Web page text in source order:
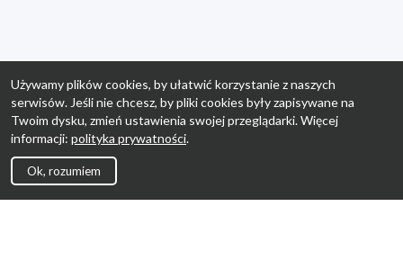
Używamy plików cookies, by ułatwić korzystanie z naszych
serwisów. Jeśli nie chcesz, by pliki cookies były zapisywane na
Twoim dysku, zmień ustawienia swojej przeglądarki. Więcej
informacji: polityka prywatności.
Ok, rozumiem